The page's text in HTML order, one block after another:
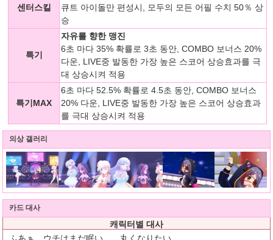
센터스킬
큐트 아이돌만 편성시, 모두의 모든 어필 수치 50％ 상
승
특기
자유를 향한 맹진
6초 마다 35% 확률로 3초 동안, COMBO 보너스 20%
다운, LIVE중 발동한 가장 높은 스코어 상승효과를 극
대 상승시켜 적용
특기MAX
6초 마다 52.5% 확률로 4.5초 동안, COMBO 보너스
20% 다운, LIVE중 발동한 가장 높은 스코어 상승효과
를 극대 상승시켜 적용
의상 갤러리
카드 대사
캐릭터별 대사